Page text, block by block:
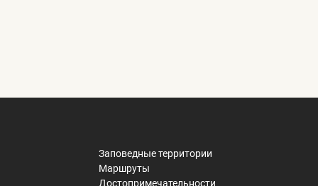
Заповедные территории
Маршруты
Достопримечательности